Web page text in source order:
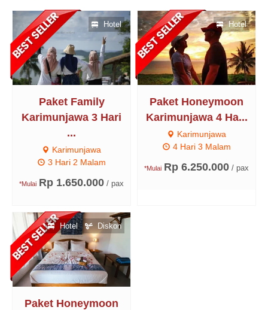
Paket Family
Karimunjawa 3 Hari
...
Karimunjawa
3 Hari 2 Malam
*Mulai Rp 1.650.000 / pax
Hotel
Paket Honeymoon
Karimunjawa 4 Ha...
Karimunjawa
4 Hari 3 Malam
*Mulai Rp 6.250.000 / pax
Hotel
Paket Honeymoon
Hotel Diskon